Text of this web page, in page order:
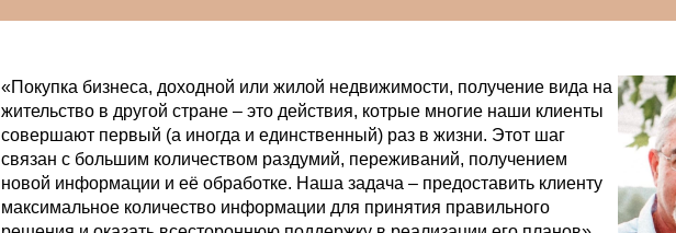
«Покупка бизнеса, доходной или жилой недвижимости, получение вида на
жительство в другой стране – это действия, котрые многие наши клиенты
совершают первый (а иногда и единственный) раз в жизни. Этот шаг
связан с большим количеством раздумий, переживаний, получением
новой информации и её обработке. Наша задача – предоставить клиенту
максимальное количество информации для принятия правильного